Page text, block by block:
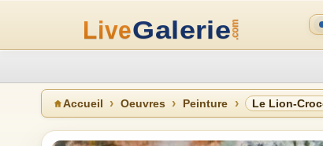
Accueil Oeuvres Peinture Le Lion-